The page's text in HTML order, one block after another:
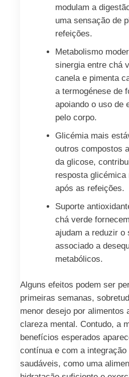
modulam a
uma sensação de
refeições.
Metabolismo
sinergia entre chá
canela e pimenta
a termogénese de
apoiando o uso de
pelo corpo.
Glicémia mais
outros compostos
da glicose,
resposta glicémica
após as refeições.
Suporte
chá verde
ajudam a reduzir o
associado a
metabólicos.
Alguns efeitos podem ser
primeiras semanas,
menor desejo por alimentos
clareza mental. Contudo, a
benefícios esperados
contínua e com a integração
saudáveis, como uma